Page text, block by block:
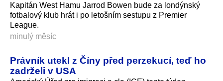
Kapitán West Hamu Jarrod Bowen bude za londýnský
fotbalový klub hrát i po letošním sestupu z Premier
League.
minulý měsíc
Právník utekl z Číny před perzekucí, teď ho
zadrželi v USA